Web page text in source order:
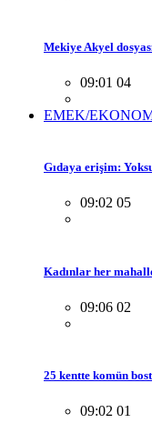
Mekiye Akyel
09:01 04
EMEK/
Gıdaya erişim:
09:02 05
Kadınlar her
09:06 02
25 kentte komün
09:02 01